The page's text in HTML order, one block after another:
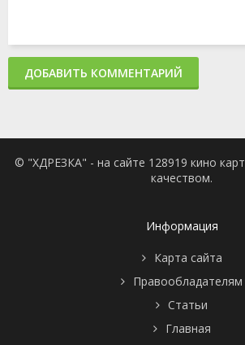
ДОБАВИТЬ КОММЕНТАРИЙ
© "ХДРЕЗКА" - на сайте 128919 кино
качеством.
Информация
Карта сайта
Правообладателям
Статьи
Главная